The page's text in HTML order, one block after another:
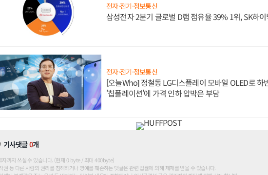
전자·전기·정보통신
삼성전자 2분기 글로벌 D램 점유율 39% 1위, SK하
전자·전기·정보통신
[오늘Who] 정철동 LG디스플레이 모바일 OLED로 하
'칩플레이션'에 가격 인하 압박은 부담
기사댓글0개
자까지 쓰실 수 있습니다. (현재 0 byte / 최대 400byte)
권 등 다른 사람의 권리를 침해하거나 명예를 훼손하는 댓글은 관련 법률에 의해 제재를 받을 수 있습니다.